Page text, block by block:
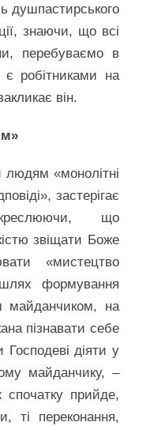
душпастирського
знаючи, що всі
перебуваємо в
робітниками на
він.
«монолітні
застерігає
що
звіщати Боже
«мистецтво
шлях формування
майданчиком, на
пізнавати себе
Господеві діяти у
майданчику, –
прийде,
ті переконання,